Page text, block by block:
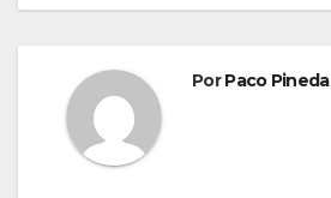
PorPaco Pineda